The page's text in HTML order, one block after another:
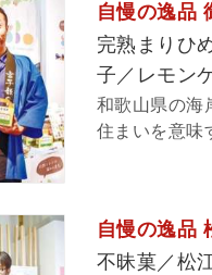
自慢の逸品
完熟まりひ
子／レモン
和歌山県の海
住まいを意味
自慢の逸品
不昧菓／松